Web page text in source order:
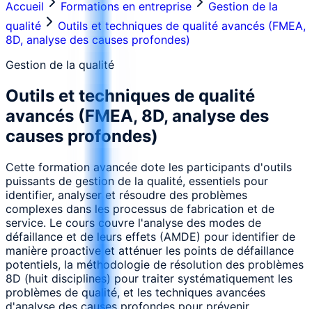
Accueil Formations en entreprise
Gestion de la
qualité
Outils et techniques de qualité avancés (FMEA,
8D, analyse des causes profondes)
Gestion de la qualité
Outils et techniques de qualité
avancés (FMEA, 8D, analyse des
causes profondes)
Cette formation avancée dote les participants d'outils
puissants de gestion de la qualité, essentiels pour
identifier, analyser et résoudre des problèmes
complexes dans les processus de fabrication et de
service. Le cours couvre l'analyse des modes de
défaillance et de leurs effets (AMDE) pour identifier de
manière proactive et atténuer les points de défaillance
potentiels, la méthodologie de résolution des problèmes
8D (huit disciplines) pour traiter systématiquement les
problèmes de qualité, et les techniques avancées
d'analyse des causes profondes pour prévenir